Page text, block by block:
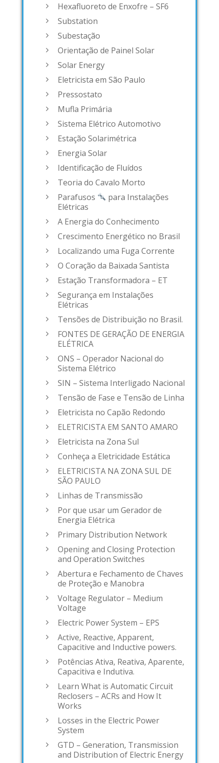
Hexafluoreto de Enxofre – SF6
Substation
Subestação
Orientação de Painel Solar
Solar Energy
Eletricista em São Paulo
Pressostato
Mufla Primária
Sistema Elétrico Automotivo
Estação Solarimétrica
Energia Solar
Identificação de Fluídos
Teoria do Cavalo Morto
Parafusos
para Instalações
Elétricas
A Energia do Conhecimento
Crescimento Energético no Brasil
Localizando uma Fuga Corrente
O Coração da Baixada Santista
Estação Transformadora – ET
Segurança em Instalações
Elétricas
Tensões de Distribuição no Brasil.
FONTES DE GERAÇÃO DE ENERGIA
ELÉTRICA
ONS – Operador Nacional do
Sistema Elétrico
SIN – Sistema Interligado Nacional
Tensão de Fase e Tensão de Linha
Eletricista no Capão Redondo
ELETRICISTA EM SANTO AMARO
Eletricista na Zona Sul
Conheça a Eletricidade Estática
ELETRICISTA NA ZONA SUL DE
SÃO PAULO
Linhas de Transmissão
Por que usar um Gerador de
Energia Elétrica
Primary Distribution Network
Opening and Closing Protection
and Operation Switches
Abertura e Fechamento de Chaves
de Proteção e Manobra
Voltage Regulator – Medium
Voltage
Electric Power System – EPS
Active, Reactive, Apparent,
Capacitive and Inductive powers.
Potências Ativa, Reativa, Aparente,
Capacitiva e Indutiva.
Learn What is Automatic Circuit
Reclosers – ACRs and How It
Works
Losses in the Electric Power
System
GTD – Generation, Transmission
and Distribution of Electric Energy